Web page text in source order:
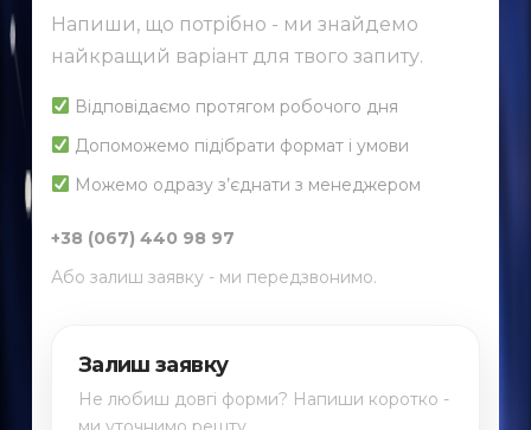
Напиши, що потрібно - ми знайдемо
найкращий варіант для твого запиту.
Відповідаємо протягом робочого дня
Допоможемо підібрати формат і умови
Можемо одразу з’єднати з менеджером
+38 (067) 440 98 97
Або залиш заявку - ми передзвонимо.
Залиш заявку
Не любиш довгі форми? Напиши коротко -